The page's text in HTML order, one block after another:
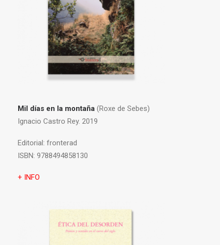
Mil días en la montaña (Roxe de Sebes)
Ignacio Castro Rey. 2019
Editorial: fronterad
ISBN: 9788494858130
+ INFO